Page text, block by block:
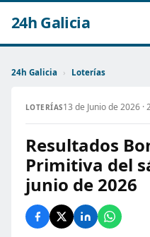
24h Galicia
24h Galicia › Loterías
LOTERÍAS13 de Junio de 2026 ·
Resultados
Primitiva del
junio de 2026